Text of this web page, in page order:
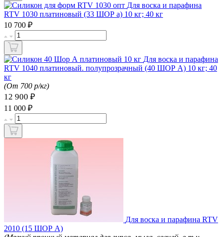
Для воска и парафина
RTV 1030 платиновый (33 ШОР а) 10 кг; 40 кг
10 700 ₽
Для воска и парафина
RTV 1040 платиновый. полупрозрачный (40 ШОР А) 10 кг; 40
кг
(От 700 р/кг)
12 900 ₽
11 000 ₽
Для воска и парафина RTV
2010 (15 ШОР А)